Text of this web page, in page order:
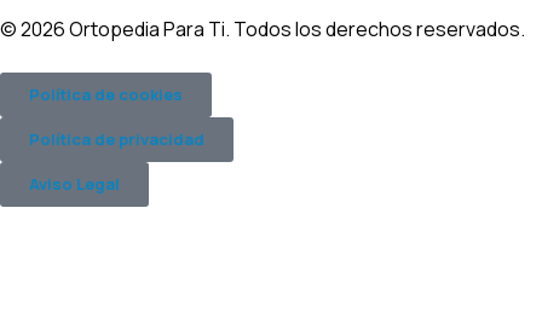
© 2026 Ortopedia Para Ti. Todos los derechos reservados.
Política de cookies
Política de privacidad
Aviso Legal